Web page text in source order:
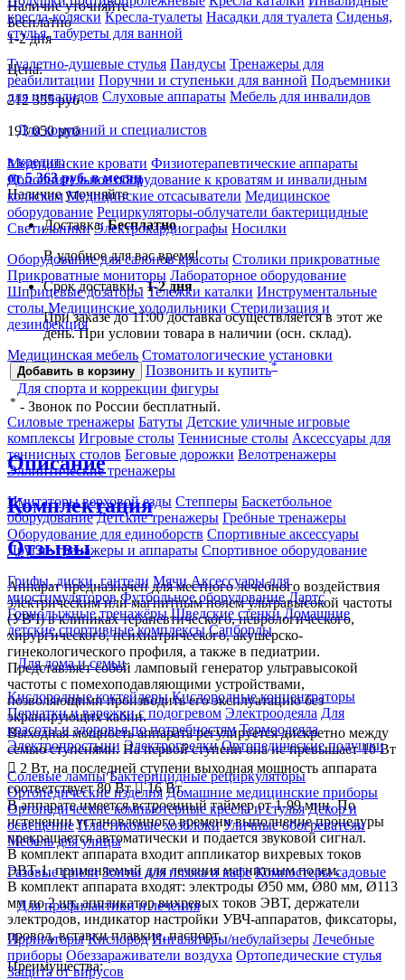
кресла-коляски Кресла-туалеты Насадки для туалета Сиденья,
стулья, табуреты для ванной
Туалетно-душевые стулья Пандусы Тренажеры для
реабилитации Поручни и ступеньки для ванной Подъемники
для инвалидов Слуховые аппараты Мебель для инвалидов
Для компаний и специалистов
Медицинские кровати Физиотерапевтические аппараты
Дополнительное оборудование к кроватям и инвалидным
коляскам Медицинские отсасыватели Медицинское
оборудование Рециркуляторы-облучатели бактерицидные
Светильники Электрокардиографы Носилки
Оборудование для салонов красоты Столики прикроватные
Прикроватные мониторы Лабораторное оборудование
Шприцевые дозаторы Тележки каталки Инструментальные
столы Медицинские холодильники Стерилизация и
дезинфекция
Медицинская мебель Стоматологические установки
Для спорта и коррекции фигуры
Силовые тренажеры Батуты Детские уличные игровые
комплексы Игровые столы Теннисные столы Аксессуары для
теннисных столов Беговые дорожки Велотренажеры
Эллиптические тренажеры
Имитаторы верховой езды Степперы Баскетбольное
оборудование Детские тренажеры Гребные тренажеры
Оборудование для единоборств Спортивные аксессуары
Другие тренажеры и аппараты Спортивное оборудование
Грифы, диски, гантели Мячи Аксессуары для
миостимуляторов Футбольное оборудование Дартс
Горнолыжные тренажёры Шведские стенки Домашние
детские спортивные комплексы Сапборды
Для дома и семьи
Кислородные коктейлеры Кислородные концентраторы
Перчатки и варежки с подогревом Электроодеяла Для
красоты и здоровья по потребностям Термоодеяла
Электропростыни Электрогрелки Ортопедические подушки
Солевые лампы Бактерицидные рециркуляторы
Ортопедические изделия Домашние медицинские приборы
Ортопедические компьютерные кресла и стулья Декор и
освещение Пластиковые хозблоки Уличные обогреватели
Мебель для улицы
Газовые грили Зонты для пляжа и кафе Компостеры садовые
Для профилактики и лечения
Ирригаторы Кислород Ингаляторы/небулайзеры Лечебные
приборы Обеззараживатели воздуха Ортопедические стулья
Защита от вирусов
Наличие уточняйте
Бесплатно
1-2 дня
Цена:
212 355руб
193 050руб
в кредит:
от 5 363 руб. в месяц
Наличие уточняйте
Доставка:Бесплатно
В удобное для вас время!
Срок доставки -1-2 дня
При заказе до 11:00 доставка осуществляется в этот же
день. При условии товара в наличии (осн. склад).
Добавить в корзину Позвонить и купить*
* - Звонок по России бесплатный.
Описание
Комплектация
Отзывы
Аппарат предназначен для местного лечебного воздействия
электрическим или магнитным полем ультравысокой частоты
(УВЧ) в клиниках терапевтического, неврологического,
хирургического, психиатрического, акушерско-
гинекологического профиля, а также в педиатрии.
Представляет собой ламповый генератор ультравысокой
частоты с помехоподавляющими устройствами,
позволяющими производить его эксплуатацию без
экранирующих кабин.
Выходная мощность аппарата регулируется дискретно между
семью ступенями. На первой ступени она не превышает 10 Вт
 2 Вт, на последней ступени выходная мощность аппарата
соответствует 80 Вт  16 Вт.
В аппарате имеется встроенный таймер от 1-99 мин. По
истечении установленного времени выполнение процедуры
прекращается автоматически и подается звуковой сигнал.
В комплект аппарата входит аппликатор вихревых токов
ЭВТ-1, применяемый для лечения магнитным полем.
В комплект аппарата входят: электроды Ø50 мм, Ø80 мм, Ø113
мм по 2 шт, аппликатор вихревых токов ЭВТ, держатели
электродов, индикатор настройки УВЧ-аппаратов, фиксаторы,
провод, вставки плавкие, паспорт.
Преимущества: